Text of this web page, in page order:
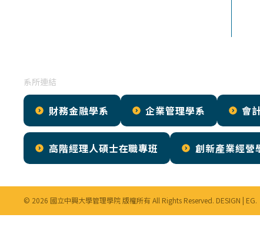
系所連結
財務金融學系 企業管理學系 會
高階經理人碩士在職專班 創新產業經營
© 2026 國立中興大學管理學院 版權所有 All Rights Reserved. DESIGN | EG.